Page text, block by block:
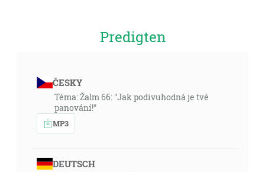
Predigten
ČESKY
Téma: Žalm 66: "Jak podivuhodná je tvé
panování!"
MP3
DEUTSCH